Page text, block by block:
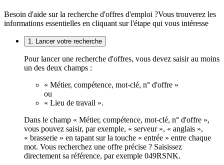
Besoin d'aide sur la recherche d'offres d'emploi ?Vous trouverez les
informations essentielles en cliquant sur l'étape qui vous intéresse
1. Lancer votre recherche
Pour lancer une recherche d'offres, vous devez saisir au moins
un des deux champs :
« Métier, compétence, mot-clé, n° d'offre »
ou
« Lieu de travail ».
Dans le champ « Métier, compétence, mot-clé, n° d'offre »,
vous pouvez saisir, par exemple, « serveur », « anglais »,
« brasserie » en tapant sur la touche « entrée » entre chaque
mot. Vous recherchez une offre précise ? Saisissez
directement sa référence, par exemple 049RSNK.